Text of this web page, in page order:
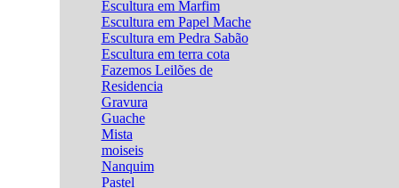
Escultura em Marfim
Escultura em Papel Mache
Escultura em Pedra Sabão
Escultura em terra cota
Fazemos Leilões de
Residencia
Gravura
Guache
Mista
moiseis
Nanquim
Pastel